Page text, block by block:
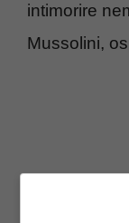
intimorire
Mussolini,